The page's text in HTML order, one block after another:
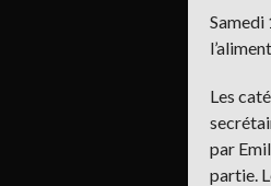
Les
par
partie.